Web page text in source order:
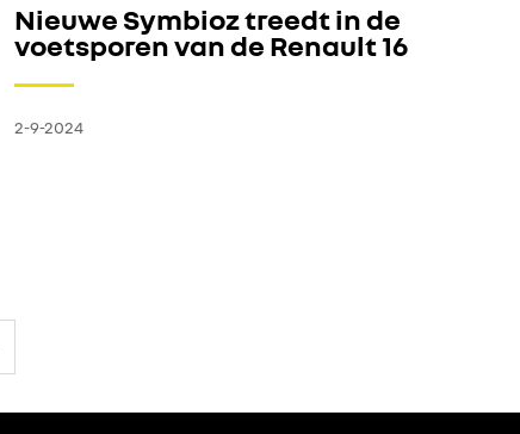
Nieuwe Symbioz treedt in de
voetsporen van de Renault 16
2-9-2024